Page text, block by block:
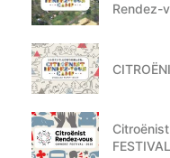
Rendez-
FESTIVAL